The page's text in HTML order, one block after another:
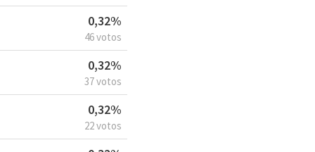
0,32%
46 votos
0,32%
37 votos
0,32%
22 votos